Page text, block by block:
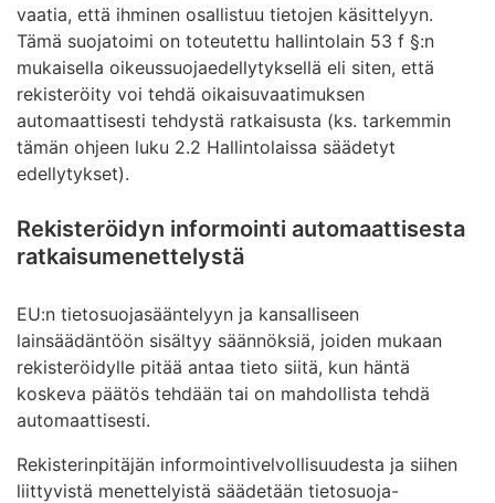
vaatia, että ihminen osallistuu tietojen käsittelyyn.
Tämä suojatoimi on toteutettu hallintolain 53 f §:n
mukaisella oikeussuojaedellytyksellä eli siten, että
rekisteröity voi tehdä oikaisuvaatimuksen
automaattisesti tehdystä ratkaisusta (ks. tarkemmin
tämän ohjeen luku 2.2 Hallintolaissa säädetyt
edellytykset).
Rekisteröidyn informointi automaattisesta
ratkaisumenettelystä
EU:n tietosuojasääntelyyn ja kansalliseen
lainsäädäntöön sisältyy säännöksiä, joiden mukaan
rekisteröidylle pitää antaa tieto siitä, kun häntä
koskeva päätös tehdään tai on mahdollista tehdä
automaattisesti.
Rekisterinpitäjän informointivelvollisuudesta ja siihen
liittyvistä menettelyistä säädetään tietosuoja-